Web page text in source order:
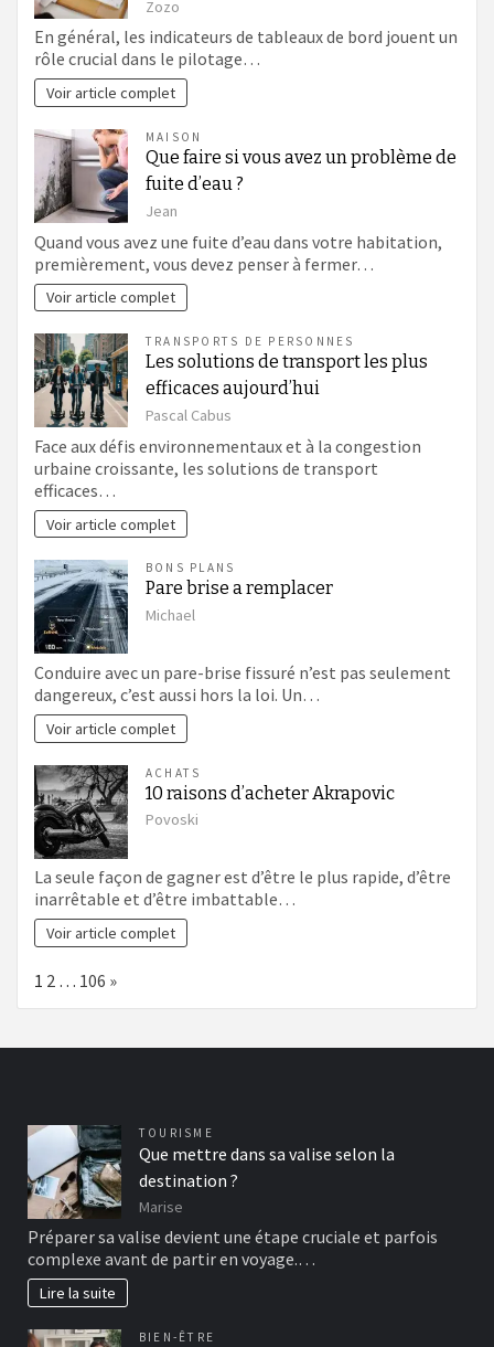
Zozo
En général, les indicateurs de tableaux de bord jouent un
rôle crucial dans le pilotage…
Voir article complet
MAISON
Que faire si vous avez un problème de
fuite d’eau ?
Jean
Quand vous avez une fuite d’eau dans votre habitation,
premièrement, vous devez penser à fermer…
Voir article complet
TRANSPORTS DE PERSONNES
Les solutions de transport les plus
efficaces aujourd’hui
Pascal Cabus
Face aux défis environnementaux et à la congestion
urbaine croissante, les solutions de transport
efficaces…
Voir article complet
BONS PLANS
Pare brise a remplacer
Michael
Conduire avec un pare-brise fissuré n’est pas seulement
dangereux, c’est aussi hors la loi. Un…
Voir article complet
ACHATS
10 raisons d’acheter Akrapovic
Povoski
La seule façon de gagner est d’être le plus rapide, d’être
inarrêtable et d’être imbattable…
Voir article complet
Page:
1 2 … 106 Next
»
TOURISME
Que mettre dans sa valise selon la
destination ?
Marise
Préparer sa valise devient une étape cruciale et parfois
complexe avant de partir en voyage.…
Lire la suite
BIEN-ÊTRE